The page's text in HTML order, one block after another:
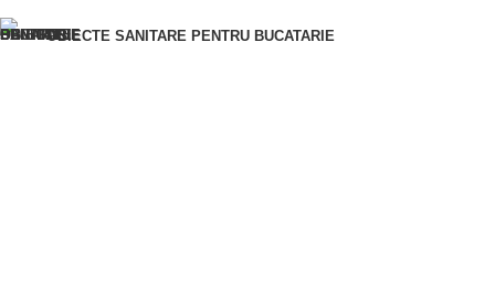
OBIECTE SANITARE PENTRU BUCATARIE